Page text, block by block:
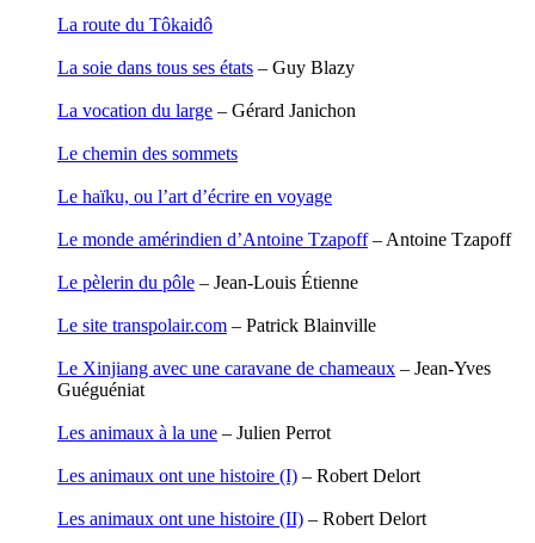
Garde François
Gauthier Yves
Gendre Florence
Gilbert Frédéric
Goisque Thomas
Gras Cédric
Guéguéniat Jean-Yves
Guillemot Agnès
Guyon Élizabeth
Haegy Jean-Marie
Halluin Bruno d’
Harvey James
Hervouët Tifenn
La route du Tôkaidô
La soie dans tous ses états – Guy Blazy
La vocation du large – Gérard Janichon
Le chemin des sommets
Le haïku, ou l’art d’écrire en voyage
Le monde amérindien d’Antoine Tzapoff– Antoine Tzapoff
Le pèlerin du pôle – Jean-Louis Étienne
Le site transpolair.com – Patrick Blainville
Le Xinjiang avec une caravane de chameaux – Jean-Yves
Guéguéniat
Les animaux à la une – Julien Perrot
Les animaux ont une histoire (I) – Robert Delort
Les animaux ont une histoire (II) – Robert Delort